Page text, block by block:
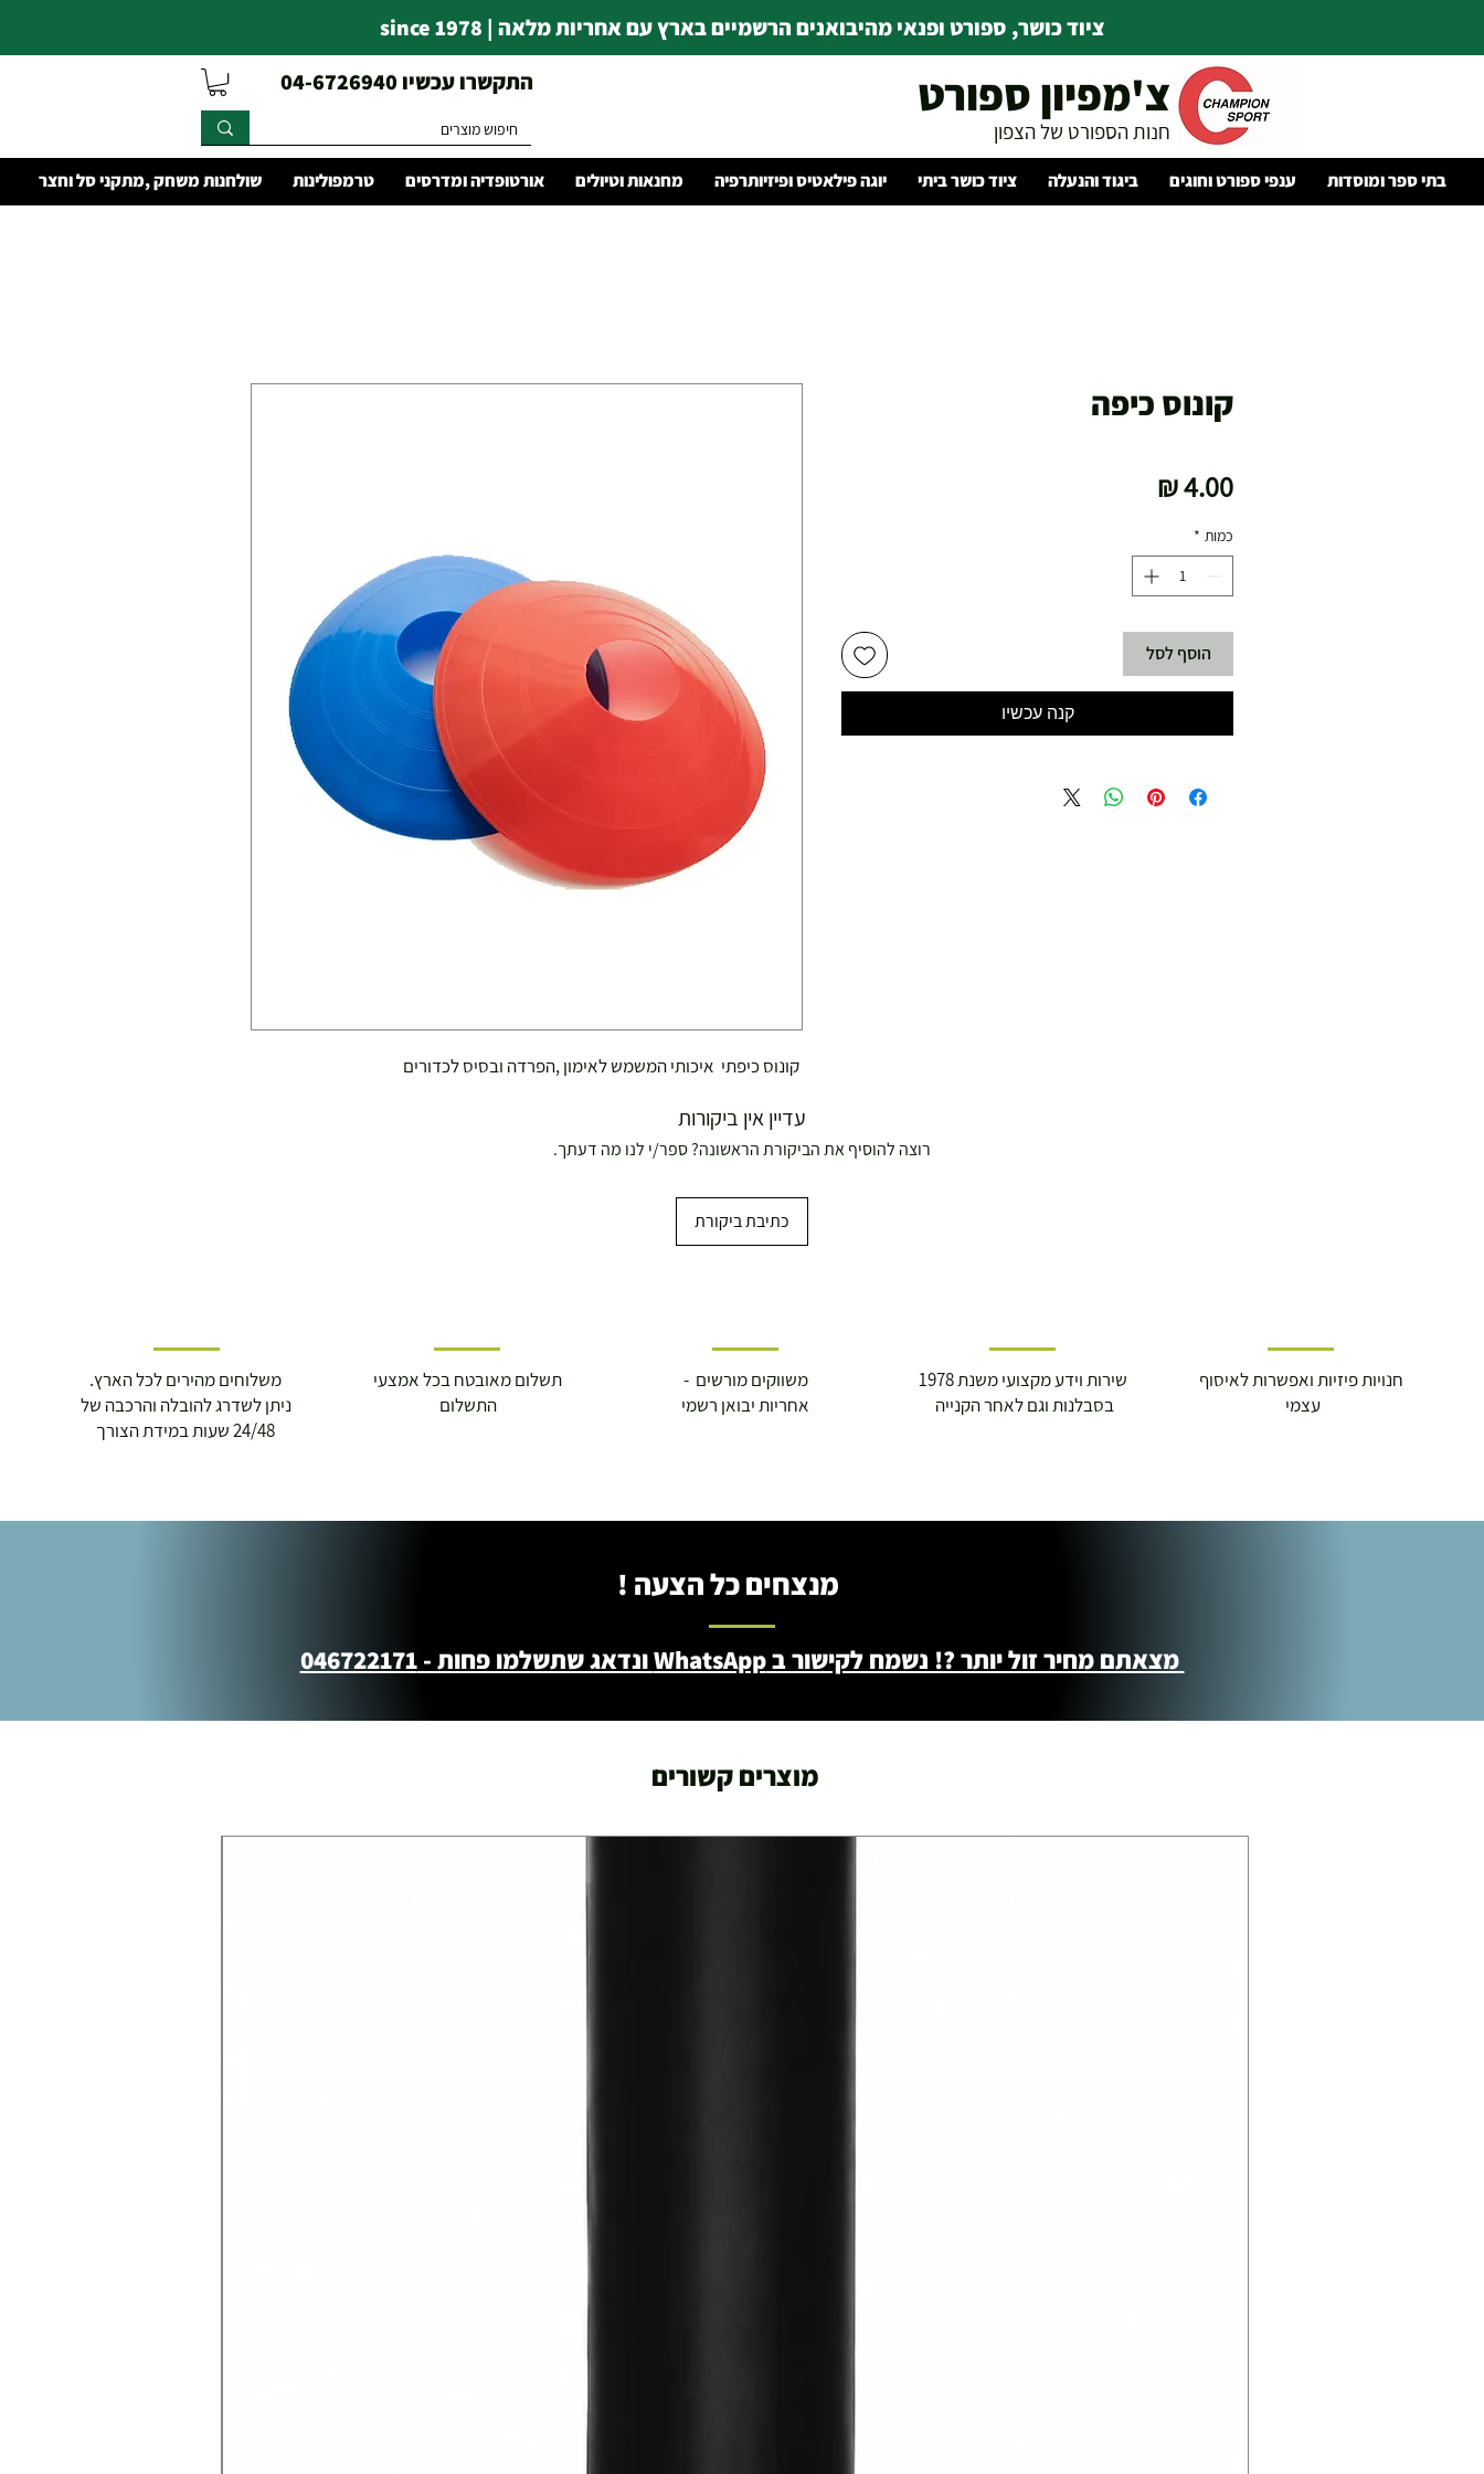
ציוד כושר, ספורט ופנאי מהיבואנים הרשמיים בארץ עם אחריות מלאה | since 1978
התקשרו עכשיו 04-6726940
צ'מפיון ספורט
חנות הספורט של הצפון
בתי ספר ומוסדות ענפי ספורט וחוגים ביגוד והנעלה ציוד כושר ביתי יוגה פילאטיס ופיזיותרפיה מחנאות וטיולים אורטופדיה ומדרסים טרמפולינות שולחנות משחק ,מתקני סל וחצר
קונוס כיפתי איכותי המשמש לאימון ,הפרדה ובסיס לכדורים
קונוס כיפה
כמות *
הוסף לסל
קנה עכשיו
עדיין אין ביקורות
רוצה להוסיף את הביקורת הראשונה? ספר/י לנו מה דעתך.
כתיבת ביקורת
משלוחים מהירים לכל הארץ.
ניתן לשדרג להובלה והרכבה של
24/48 שעות במידת הצורך
תשלום מאובטח בכל אמצעי
התשלום
משווקים מורשים -
אחריות יבואן רשמי
שירות וידע מקצועי משנת 1978
בסבלנות וגם לאחר הקנייה
חנויות פיזיות ואפשרות לאיסוף
עצמי
מנצחים כל הצעה !
מצאתם מחיר זול יותר ?! נשמח לקישור ב WhatsApp ונדאג שתשלמו פחות - 046722171
מוצרים קשורים